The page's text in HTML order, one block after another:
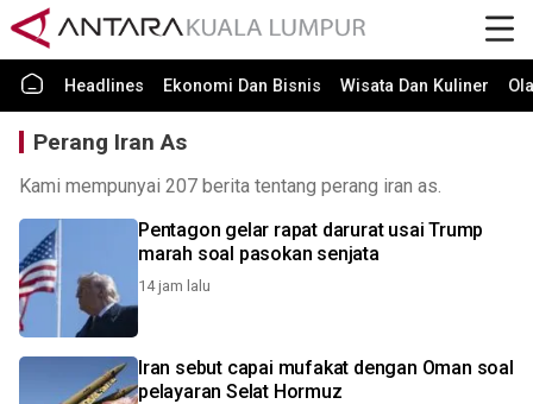
Headlines Ekonomi Dan Bisnis Wisata Dan Kuliner
Perang Iran As
Kami mempunyai 207 berita tentang perang iran as.
Pentagon gelar rapat darurat usai Trump
marah soal pasokan senjata
14 jam lalu
Iran sebut capai mufakat dengan Oman soal
pelayaran Selat Hormuz